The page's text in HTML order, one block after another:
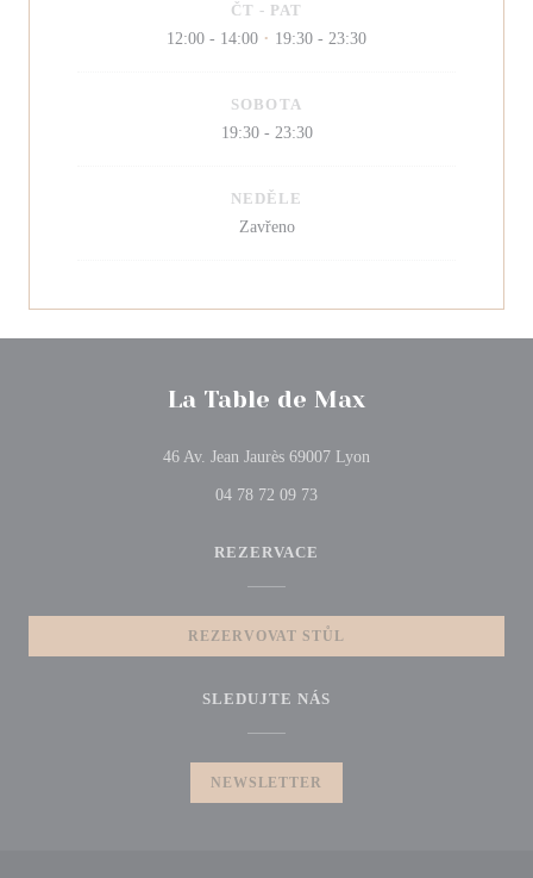
ČT - PAT
12:00 - 14:00 • 19:30 - 23:30
SOBOTA
19:30 - 23:30
NEDĚLE
Zavřeno
La Table de Max
46 Av. Jean Jaurès 69007 Lyon
04 78 72 09 73
REZERVACE
REZERVOVAT STŮL
SLEDUJTE NÁS
NEWSLETTER